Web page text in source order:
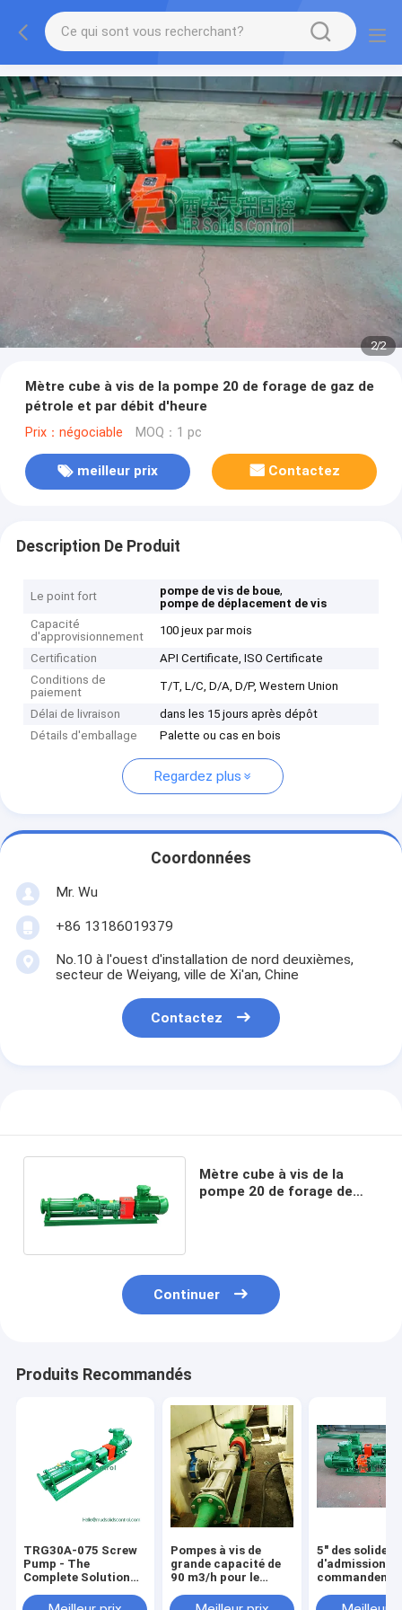
2/2
Mètre cube à vis de la pompe 20 de forage de gaz de
pétrole et par débit d'heure
Prix：négociable MOQ：1 pc
meilleur prix Contactez
Description De Produit
Le point fort pompe de vis de boue,
pompe de déplacement de vis
Capacité
d'approvisionnement
100 jeux par mois
Certification
API Certificate, ISO Certificate
Conditions de
paiement
T/T, L/C, D/A, D/P, Western Union
Délai de livraison
dans les 15 jours après dépôt
Détails d'emballage
Palette ou cas en bois
Regardez plus
Coordonnées
Mr. Wu
+86 13186019379
No.10 à l'ouest d'installation de nord deuxièmes,
secteur de Weiyang, ville de Xi'an, Chine
Contactez
Mètre cube à vis de la
pompe 20 de forage de
Continuer
Produits Recommandés
TRG30A-075 Screw
Pump - The
Complete Solution
Efficient Fluid
Pompes à vis de
grande capacité de
90 m3/h pour le
gazier
5" des solides
d'admission/
commandent
progressive